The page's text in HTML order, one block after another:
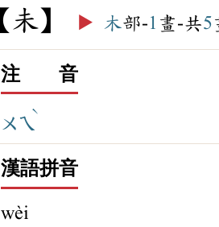
未 ▶️ 木部-1 畫-共5
注 音
ㄨㄟ
ˋ
漢語拼音
wèi